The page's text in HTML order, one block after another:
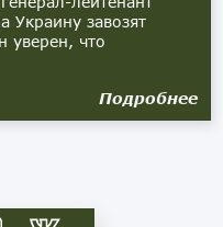
Украину завозят
уверен, что
Подробнее